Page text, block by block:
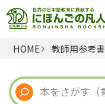
HOME 教師用参考書